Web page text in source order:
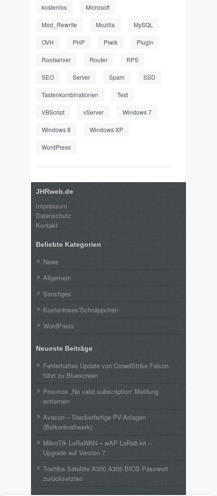
kostenlos Microsoft
Mod_Rewrite Mozilla MySQL
OVH PHP Piwik Plugin
Rootserver Router RPS
SEO Server Spam SSD
Tastenkombinationen Test
VBScript vServer Windows 7
Windows 8 Windows XP
WordPress
JHRweb.de
Impressum
Datenschutz
Kontakt
Beliebte Kategorien
News
Allgemein
Sonstiges
Kostenloses/Schnäppchen
WordPress
Neueste Beiträge
Fehlerhaftes Update von CrowdStrike Falcon
führt zu Bluescreen
Proxmox „No valid subscription“ Meldung
entfernen
Avacon – Steckerfertige PV-Anlagen
(Balkonkraftwerk)
MikroTik LoRaWAN – wAP LoRa8 kit –
Upgrade auf Version 7
Toshiba Satellite A300 A305 BIOS Passwort
zurücksetzten